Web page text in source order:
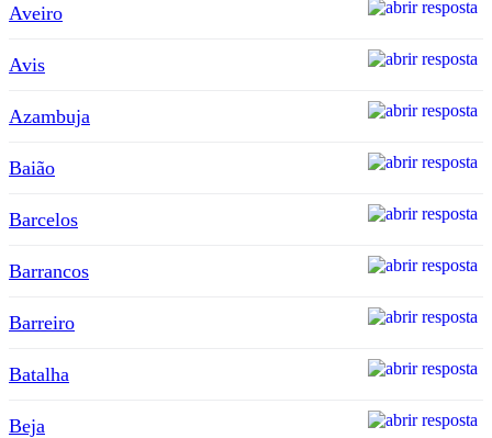
Aveiro
Avis
Azambuja
Baião
Barcelos
Barrancos
Barreiro
Batalha
Beja